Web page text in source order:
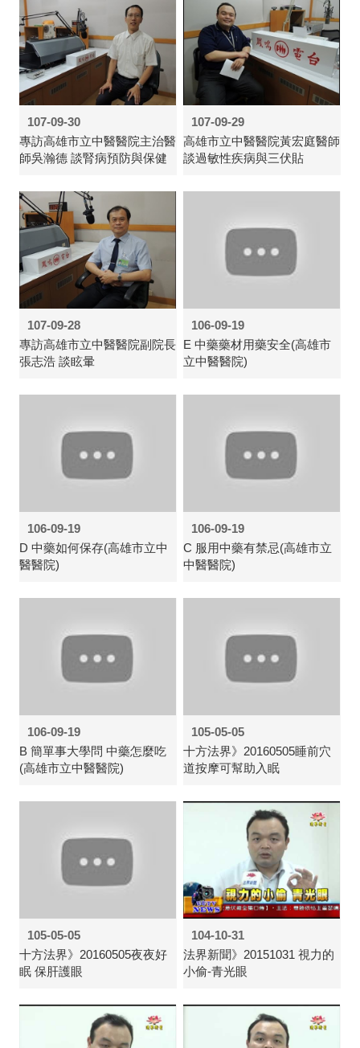
107-09-30
專訪高雄市立中醫醫院主治醫
師吳瀚德 談腎病預防與保健
107-09-29
高雄市立中醫醫院黃宏庭醫師
談過敏性疾病與三伏貼
107-09-28
專訪高雄市立中醫醫院副院長
張志浩 談眩暈
106-09-19
E 中藥藥材用藥安全(高雄市
立中醫醫院)
106-09-19
D 中藥如何保存(高雄市立中
醫醫院)
106-09-19
C 服用中藥有禁忌(高雄市立
中醫醫院)
106-09-19
B 簡單事大學問 中藥怎麼吃
(高雄市立中醫醫院)
105-05-05
十方法界》20160505睡前穴
道按摩可幫助入眠
105-05-05
十方法界》20160505夜夜好
眠 保肝護眼
104-10-31
法界新聞》20151031 視力的
小偷-青光眼